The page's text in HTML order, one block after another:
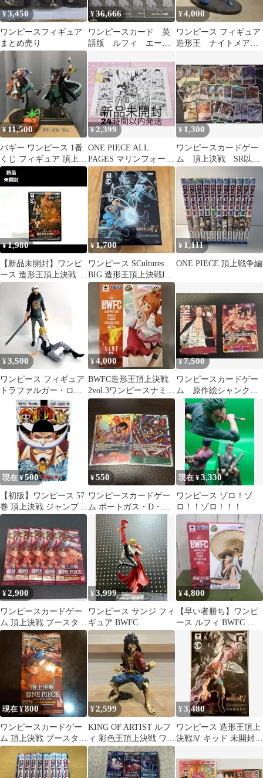
¥3,450
ワンピースフィギュア
まとめ売り
¥36,666
ワンピースカード 英
語版 ルフィ エー
ン 10枚セット
¥4,000
ワンピース フィギュア
造形王 ナイトメアル
¥11,500
バギー ワンピース 1番
くじ フィギュア 頂上決
戦
¥2,399
ONE PIECE ALL
PAGES マリンフォード
頂上決戦編
¥ 1,300
ワンピースカードゲー
ム 頂上決戦 SR以下
セット＋おまけ付き
¥1,980
【新品未開封】ワンピ
ース 造形王頂上決戦 ポ
ートガス・D・エース
¥ 1,700
ワンピース SCultures
BIG 造形王頂上決戦IV
パウリー(未開封)
¥ 1,111
ONE PIECE 頂上戦争編
¥3,500
ワンピース フィギュア
トラファルガー・ロー
サボ
¥4,000
BWFC造形王頂上決戦
2vol.3ワンピースナミフ
ィギュア
¥7,500
ワンピースカードゲー
ム 原作絵シャンクス
シークレットパラレ
ル エースSRパラレル
現在 ¥500
【初版】ワンピース 57
巻 頂上決戦 ジャンプコ
ミックス
¥550
ワンピースカードゲー
ム ポートガス・D・エ
ース 光月おでん
現在 ¥3,330
ワンピース ゾロ！ゾ
ロ！！ゾロ！！！
¥2,900
ワンピースカードゲー
ム 頂上決戦 ブースター
パック 5パック
BANDAI
¥3,999
ワンピース サンジ フィ
ギュア BWFC
¥4,800
【早い者勝ち】ワンピ
ース ルフィ BWFC 造
形王頂上決戦2 フィギ
ュア
現在 ¥800
ワンピースカードゲー
ム 頂上決戦 ブースター
パック
¥2,599
KING OF ARTIST ルフ
ィ 彩色王頂上決戦 ワン
ピース フィギュア
¥3,480
ワンピース 造形王頂上
決戦Ⅳ キッド 未開封新